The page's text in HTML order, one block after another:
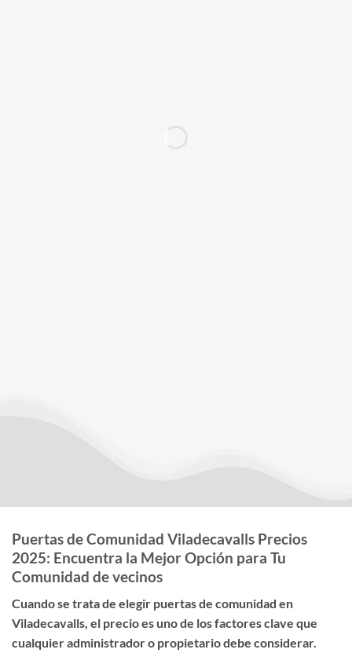
Puertas de Comunidad Viladecavalls Precios
2025: Encuentra la Mejor Opción para Tu
Comunidad de vecinos
Cuando se trata de elegir puertas de comunidad en
Viladecavalls, el precioes uno de los factores clave que
cualquier administrador o propietario debe considerar.